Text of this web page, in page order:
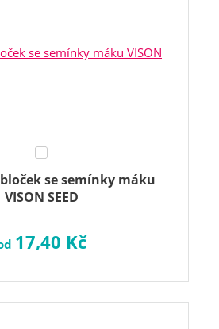
se semínky máku
VISON SEED
17,40 Kč